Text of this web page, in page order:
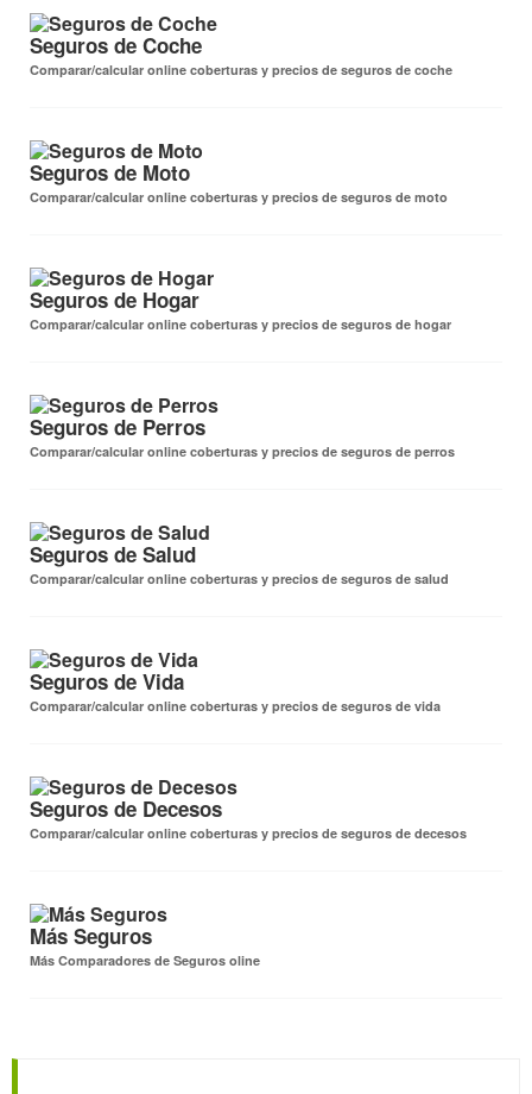
Seguros de Coche
Comparar/calcular online coberturas y precios de seguros de coche
Seguros de Moto
Comparar/calcular online coberturas y precios de seguros de moto
Seguros de Hogar
Comparar/calcular online coberturas y precios de seguros de hogar
Seguros de Perros
Comparar/calcular online coberturas y precios de seguros de perros
Seguros de Salud
Comparar/calcular online coberturas y precios de seguros de salud
Seguros de Vida
Comparar/calcular online coberturas y precios de seguros de vida
Seguros de Decesos
Comparar/calcular online coberturas y precios de seguros de decesos
Más Seguros
Más Comparadores de Seguros oline